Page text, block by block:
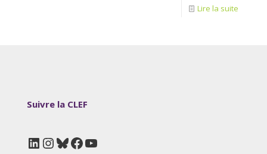
Lire la suite
Suivre la CLEF
LinkedIn
Instagram
Bluesky
Facebook
YouTube